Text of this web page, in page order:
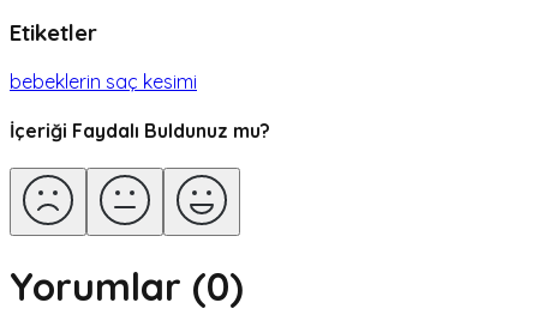
Etiketler
bebeklerin saç kesimi
İçeriği Faydalı Buldunuz mu?
Yorumlar (0)